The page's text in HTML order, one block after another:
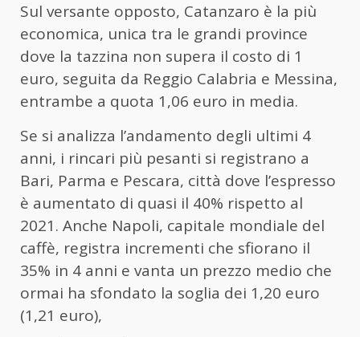
Sul versante opposto, Catanzaro è la più
economica, unica tra le grandi province
dove la tazzina non supera il costo di 1
euro, seguita da Reggio Calabria e Messina,
entrambe a quota 1,06 euro in media.
Se si analizza l’andamento degli ultimi 4
anni, i rincari più pesanti si registrano a
Bari, Parma e Pescara, città dove l’espresso
è aumentato di quasi il 40% rispetto al
2021. Anche Napoli, capitale mondiale del
caffè, registra incrementi che sfiorano il
35% in 4 anni e vanta un prezzo medio che
ormai ha sfondato la soglia dei 1,20 euro
(1,21 euro),